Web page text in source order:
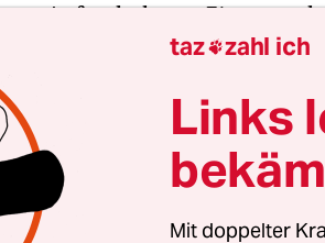
Aufenthaltsort. Eine
weil sie das Leben der
Luftwaffenchef Alex Badeh
den Aufenthaltsort will die
sei ein „Militärgeheimnis“.
für die Mädchen ist,
taz zahl ich
Links
Mit doppelter